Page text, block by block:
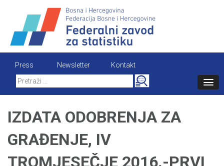
content
Press Newsletter
Kontakt
Search
for:
IZDATA ODOBRENJA ZA
GRAĐENJE, IV
TROMJESEČJE 2016.-PRVI